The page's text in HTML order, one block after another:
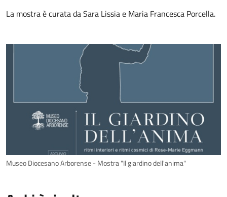
La mostra è curata da Sara Lissia e Maria Francesca Porcella.
Museo Diocesano Arborense - Mostra "Il giardino dell'anima"